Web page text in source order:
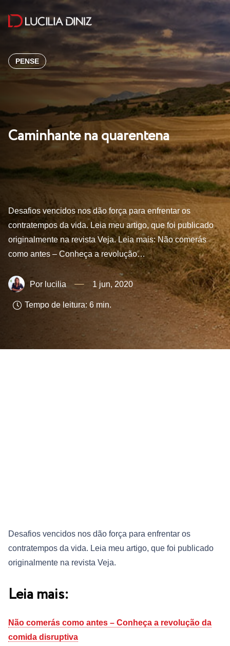
PENSE
Caminhante na quarentena
Desafios vencidos nos dão força para enfrentar os
contratempos da vida. Leia meu artigo, que foi publicado
originalmente na revista Veja. Leia mais: Não comerás
como antes – Conheça a revolução…
lucilia 1 jun, 2020
Tempo de leitura: 6 min.
Desafios vencidos nos dão força para enfrentar os
contratempos da vida. Leia meu artigo, que foi publicado
originalmente na revista Veja.
Leia mais:
Não comerás como antes – Conheça a revolução da
comida disruptiva